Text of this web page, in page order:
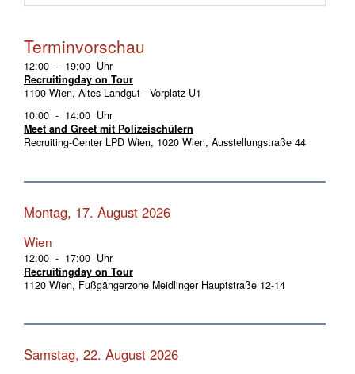
Terminvorschau
12:00 - 19:00 Uhr
Recruitingday on Tour
1100 Wien, Altes Landgut - Vorplatz U1
10:00 - 14:00 Uhr
Meet and Greet mit Polizeischülern
Recruiting-Center LPD Wien, 1020 Wien, Ausstellungstraße 44
Montag, 17. August 2026
Wien
12:00 - 17:00 Uhr
Recruitingday on Tour
1120 Wien, Fußgängerzone Meidlinger Hauptstraße 12-14
Samstag, 22. August 2026